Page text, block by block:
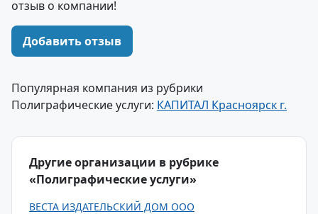
отзыв о компании!
Добавить отзыв
Популярная компания из рубрики
Полиграфические услуги: КАПИТАЛ Красноярск г.
Другие организации в рубрике
«Полиграфические услуги»
ВЕСТА ИЗДАТЕЛЬСКИЙ ДОМ ООО